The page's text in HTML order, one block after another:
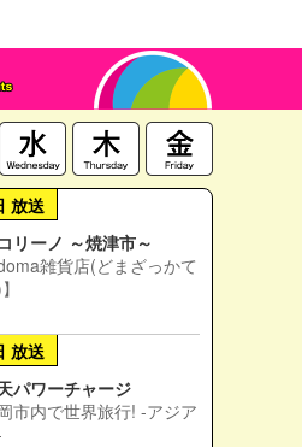
放送
リーノ ～焼津市～
doma雑貨店(どまざっかて
放送
パワーチャージ
市内で世界旅行! -アジア